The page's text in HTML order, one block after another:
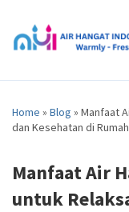
Home » Blog » Manfaat
dan Kesehatan di Rumah
Manfaat Air
untuk